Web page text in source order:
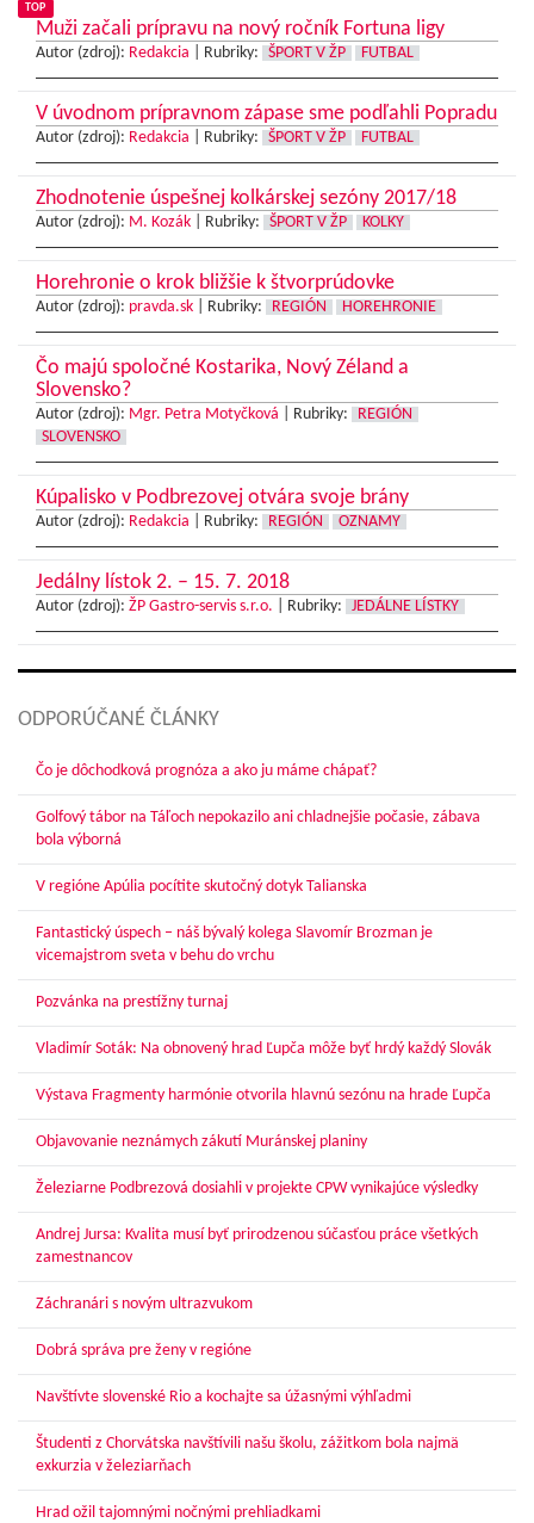
TOP
Muži začali prípravu na nový ročník Fortuna ligy
Autor (zdroj): Redakcia Rubriky: ŠPORT V ŽP FUTBAL
V úvodnom prípravnom zápase sme podľahli Popradu
Autor (zdroj): Redakcia Rubriky: ŠPORT V ŽP FUTBAL
Zhodnotenie úspešnej kolkárskej sezóny 2017/18
Autor (zdroj): M. Kozák Rubriky: ŠPORT V ŽP KOLKY
Horehronie o krok bližšie k štvorprúdovke
Autor (zdroj): pravda.sk Rubriky: REGIÓN HOREHRONIE
Čo majú spoločné Kostarika, Nový Zéland a
Slovensko?
Autor (zdroj): Mgr. Petra Motyčková Rubriky:
REGIÓN
SLOVENSKO
Kúpalisko v Podbrezovej otvára svoje brány
Autor (zdroj): Redakcia Rubriky: REGIÓN OZNAMY
Jedálny lístok 2. – 15. 7. 2018
Autor (zdroj): ŽP Gastro-servis s.r.o. Rubriky: JEDÁLNE LÍSTKY
ODPORÚČANÉ ČLÁNKY
Čo je dôchodková prognóza a ako ju máme chápať?
Golfový tábor na Táľoch nepokazilo ani chladnejšie počasie, zábava
bola výborná
V regióne Apúlia pocítite skutočný dotyk Talianska
Fantastický úspech – náš bývalý kolega Slavomír Brozman je
vicemajstrom sveta v behu do vrchu
Pozvánka na prestížny turnaj
Vladimír Soták: Na obnovený hrad Ľupča môže byť hrdý každý Slovák
Výstava Fragmenty harmónie otvorila hlavnú sezónu na hrade Ľupča
Objavovanie neznámych zákutí Muránskej planiny
Železiarne Podbrezová dosiahli v projekte CPW vynikajúce výsledky
Andrej Jursa: Kvalita musí byť prirodzenou súčasťou práce všetkých
zamestnancov
Záchranári s novým ultrazvukom
Dobrá správa pre ženy v regióne
Navštívte slovenské Rio a kochajte sa úžasnými výhľadmi
Študenti z Chorvátska navštívili našu školu, zážitkom bola najmä
exkurzia v železiarňach
Hrad ožil tajomnými nočnými prehliadkami